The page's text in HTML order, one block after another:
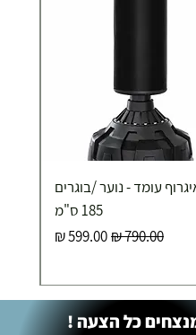
עומד - נוער /בוגרים
185 ס"מ
מחיר רגילמחיר מבצע
כל הצעה !